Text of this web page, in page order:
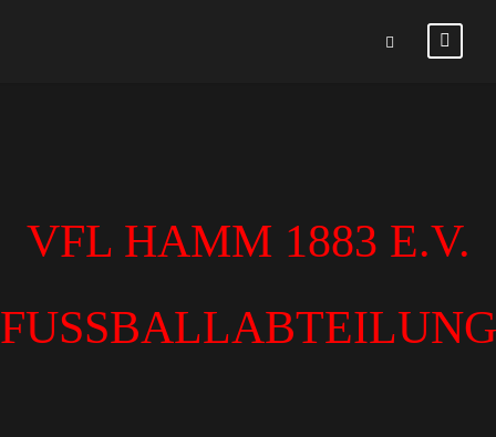
VFL HAMM 1883 E.V.
FUSSBALLABTEILUNG